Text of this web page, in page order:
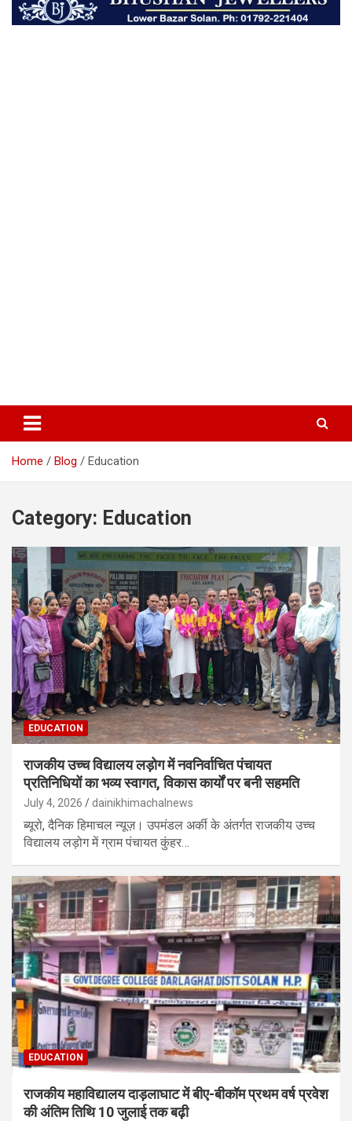
Home Blog Education
Category: Education
EDUCATION
राजकीय उच्च विद्यालय लड़ोग में नवनिर्वाचित पंचायत
प्रतिनिधियों का भव्य स्वागत, विकास कार्यों पर बनी सहमति
July 4, 2026 dainikhimachalnews
ब्यूरो, दैनिक हिमाचल न्यूज़। उपमंडल अर्की के अंतर्गत राजकीय उच्च
विद्यालय लड़ोग में ग्राम पंचायत कुंहर…
EDUCATION
राजकीय महाविद्यालय दाड़लाघाट में बीए-बीकॉम प्रथम वर्ष प्रवेश
की अंतिम तिथि 10 जुलाई तक बढ़ी